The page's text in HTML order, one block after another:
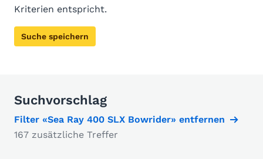
Kriterien entspricht.
Suche speichern
Suchvorschlag
Filter «Sea Ray 400 SLX Bowrider» entfernen
167 zusätzliche Treffer